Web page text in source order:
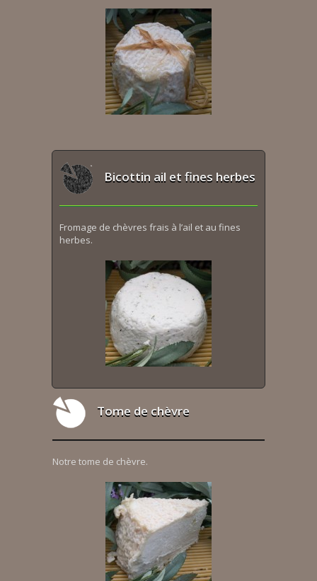
Bicottin ail et fines herbes
Fromage de chèvres frais à l’ail et au fines
herbes.
Tome de chèvre
Notre tome de chèvre.